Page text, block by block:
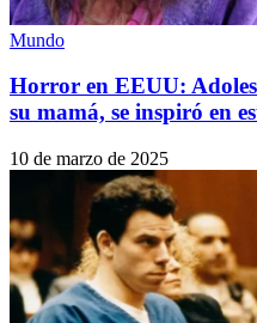
Mundo
Horror en EEUU:
su mamá, se inspiró en
10 de marzo de 2025